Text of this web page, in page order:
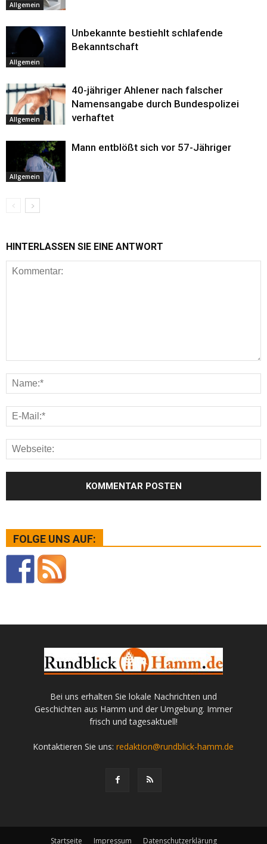
Allgemein
Allgemein
Unbekannte bestiehlt schlafende
Bekanntschaft
Allgemein
40-jähriger Ahlener nach falscher
Namensangabe durch Bundespolizei
verhaftet
Allgemein
Mann entblößt sich vor 57-Jähriger
HINTERLASSEN SIE EINE ANTWORT
FOLGE UNS AUF:
Bei uns erhalten Sie lokale Nachrichten und
Geschichten aus Hamm und der Umgebung. Immer
frisch und tagesaktuell!
Kontaktieren Sie uns:redaktion@rundblick-hamm.de
Startseite Impressum Datenschutzerklärung